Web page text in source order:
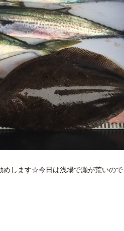
します☆今日は浅場で瀬が荒いの